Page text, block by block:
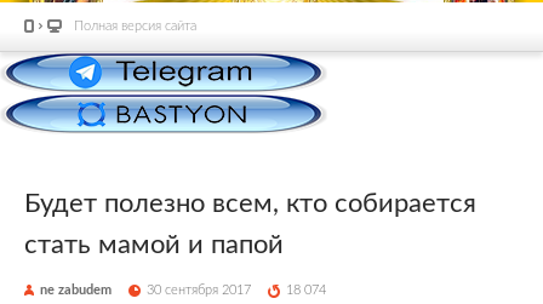
Полная версия сайта
Будет полезно всем, кто собирается
стать мамой и папой
ne zabudem 30 сентября 2017 18 074